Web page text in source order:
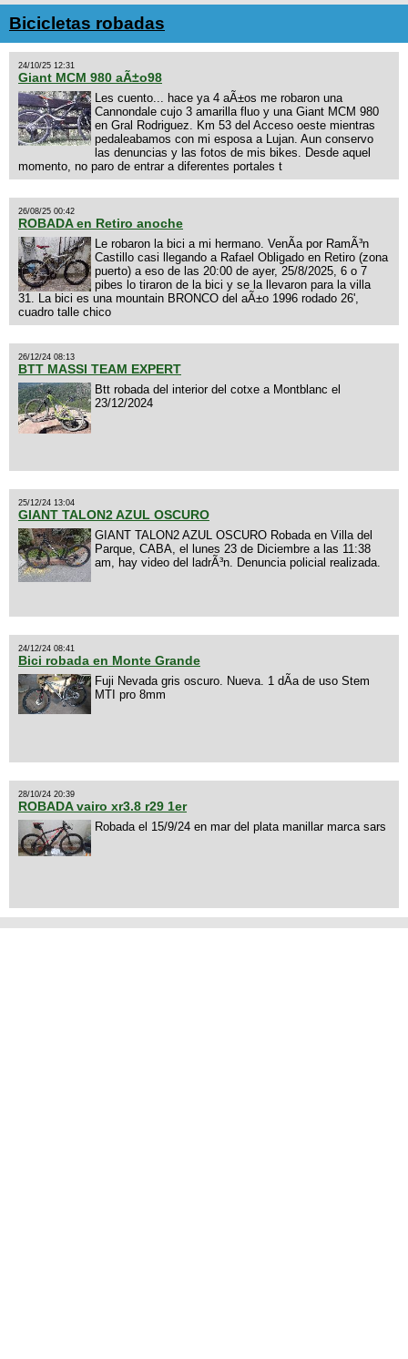
Bicicletas robadas
24/10/25 12:31
Giant MCM 980 aÃ±o98
Les cuento... hace ya 4 aÃ±os me robaron una
Cannondale cujo 3 amarilla fluo y una Giant MCM 980
en Gral Rodriguez. Km 53 del Acceso oeste mientras
pedaleabamos con mi esposa a Lujan. Aun conservo
las denuncias y las fotos de mis bikes. Desde aquel
momento, no paro de entrar a diferentes portales t
26/08/25 00:42
ROBADA en Retiro anoche
Le robaron la bici a mi hermano. VenÃ­a por RamÃ³n
Castillo casi llegando a Rafael Obligado en Retiro (zona
puerto) a eso de las 20:00 de ayer, 25/8/2025, 6 o 7
pibes lo tiraron de la bici y se la llevaron para la villa
31. La bici es una mountain BRONCO del aÃ±o 1996 rodado 26',
cuadro talle chico
26/12/24 08:13
BTT MASSI TEAM EXPERT
Btt robada del interior del cotxe a Montblanc el
23/12/2024
25/12/24 13:04
GIANT TALON2 AZUL OSCURO
GIANT TALON2 AZUL OSCURO Robada en Villa del
Parque, CABA, el lunes 23 de Diciembre a las 11:38
am, hay video del ladrÃ³n. Denuncia policial realizada.
24/12/24 08:41
Bici robada en Monte Grande
Fuji Nevada gris oscuro. Nueva. 1 dÃ­a de uso Stem
MTI pro 8mm
28/10/24 20:39
ROBADA vairo xr3.8 r29 1er
Robada el 15/9/24 en mar del plata manillar marca sars